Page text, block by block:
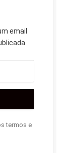
email
termos e